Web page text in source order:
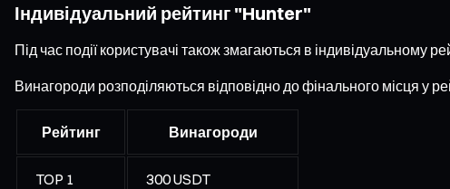
Індивідуальний рейтинг "Hunter"
Під час події користувачі також змагаються в індивідуальному
Винагороди розподіляються відповідно до фінального місця у
Рейтинг Винагороди
TOP 1 300 USDT